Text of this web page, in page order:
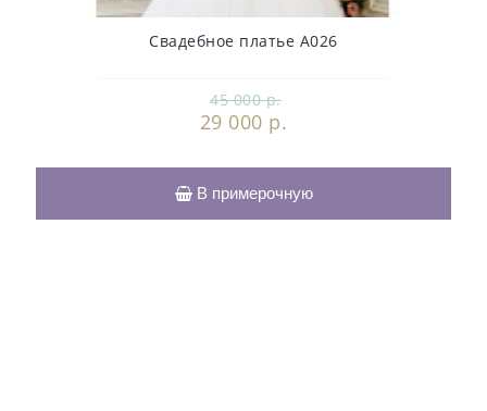
Свадебное платье А026
45 000 р.
29 000 р.
В примерочную